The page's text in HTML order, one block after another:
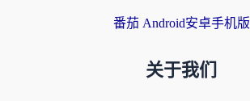
番茄 Android安卓手机版
关于我们